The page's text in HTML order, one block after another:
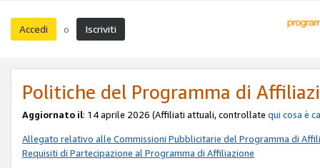
Accedi o Iscriviti
Politiche del Programma di
Aggiornato il: 14 aprile 2026 (Affiliati attuali, controllate qui cosa è
Allegato relativo alle Commissioni Pubblicitarie del Programma di
Requisiti di Partecipazione al Programma di Affiliazione